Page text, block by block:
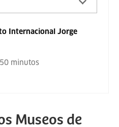
Internacional Jorge
50 minutos
Museos de